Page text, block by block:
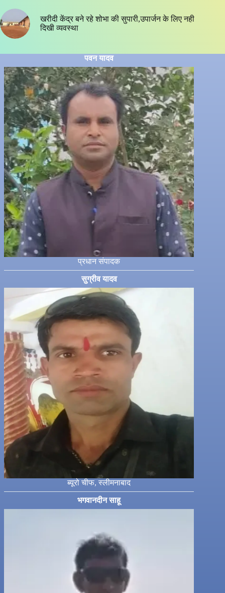
खरीदी केंद्र बने रहे शोभा की सुपारी,उपार्जन के लिए नही
दिखी व्यवस्था
पवन यादव
प्रधान संपादक
सुग्रीव यादव
ब्यूरो चीफ, स्लीमनाबाद
भगवानदीन साहू